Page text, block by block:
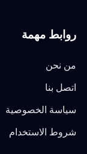
روابط مهمة
من نحن
اتصل بنا
سياسة الخصوصية
شروط الاستخدام